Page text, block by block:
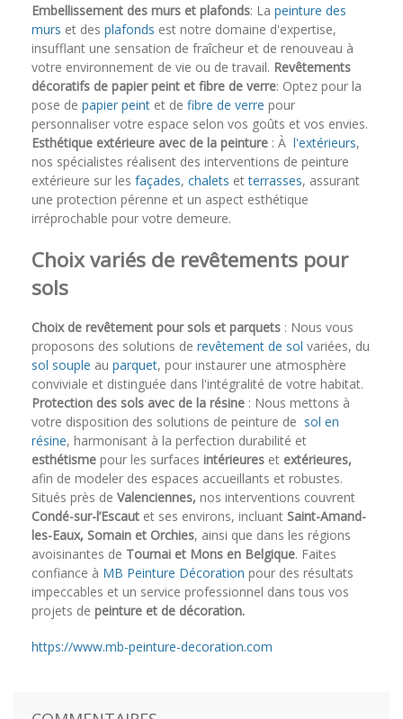
Embellissement des murs et plafonds: La peinture des
murs et des plafonds est notre domaine d'expertise,
insufflant une sensation de fraîcheur et de renouveau à
votre environnement de vie ou de travail. Revêtements
décoratifs de papier peint et fibre de verre: Optez pour la
pose de papier peint et de fibre de verre pour
personnaliser votre espace selon vos goûts et vos envies.
Esthétique extérieure avec de la peinture : À l'extérieurs,
nos spécialistes réalisent des interventions de peinture
extérieure sur les façades, chalets etterrasses, assurant
une protection pérenne et un aspect esthétique
irréprochable pour votre demeure.
Choix variés de revêtements pour
sols
Choix de revêtement pour sols et parquets : Nous vous
proposons des solutions de revêtement de sol variées, du
sol souple au parquet, pour instaurer une atmosphère
conviviale et distinguée dans l'intégralité de votre habitat.
Protection des sols avec de la résine : Nous mettons à
votre disposition des solutions de peinture de sol en
résine, harmonisant à la perfection durabilité et
esthétisme pour les surfaces intérieures et extérieures,
afin de modeler des espaces accueillants et robustes.
Situés près de Valenciennes, nos interventions couvrent
Condé-sur-l’Escaut et ses environs, incluant Saint-Amand-
les-Eaux, Somain et Orchies, ainsi que dans les régions
avoisinantes de Tournai et Mons en Belgique. Faites
confiance à MB Peinture Décoration pour des résultats
impeccables et un service professionnel dans tous vos
projets de peinture et de décoration.
https://www.mb-peinture-decoration.com